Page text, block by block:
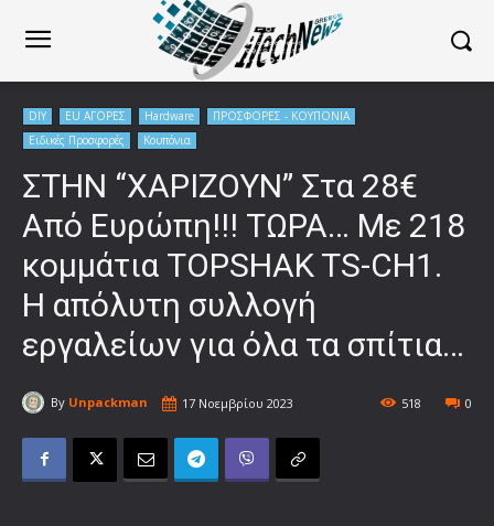
DIY EU ΑΓΟΡΕΣ Hardware
ΠΡΟΣΦΟΡΕΣ - ΚΟΥΠΟΝΙΑ
Ειδικές Προσφορές
Κουπόνια
ΣΤΗΝ “ΧΑΡΙΖΟΥΝ” Στα 28€
Από Ευρώπη!!! ΤΩΡΑ… Με 218
κομμάτια TOPSHAK TS-CH1.
Η απόλυτη συλλογή
εργαλείων για όλα τα σπίτια…
By Unpackman 17 Νοεμβρίου 2023 0
518